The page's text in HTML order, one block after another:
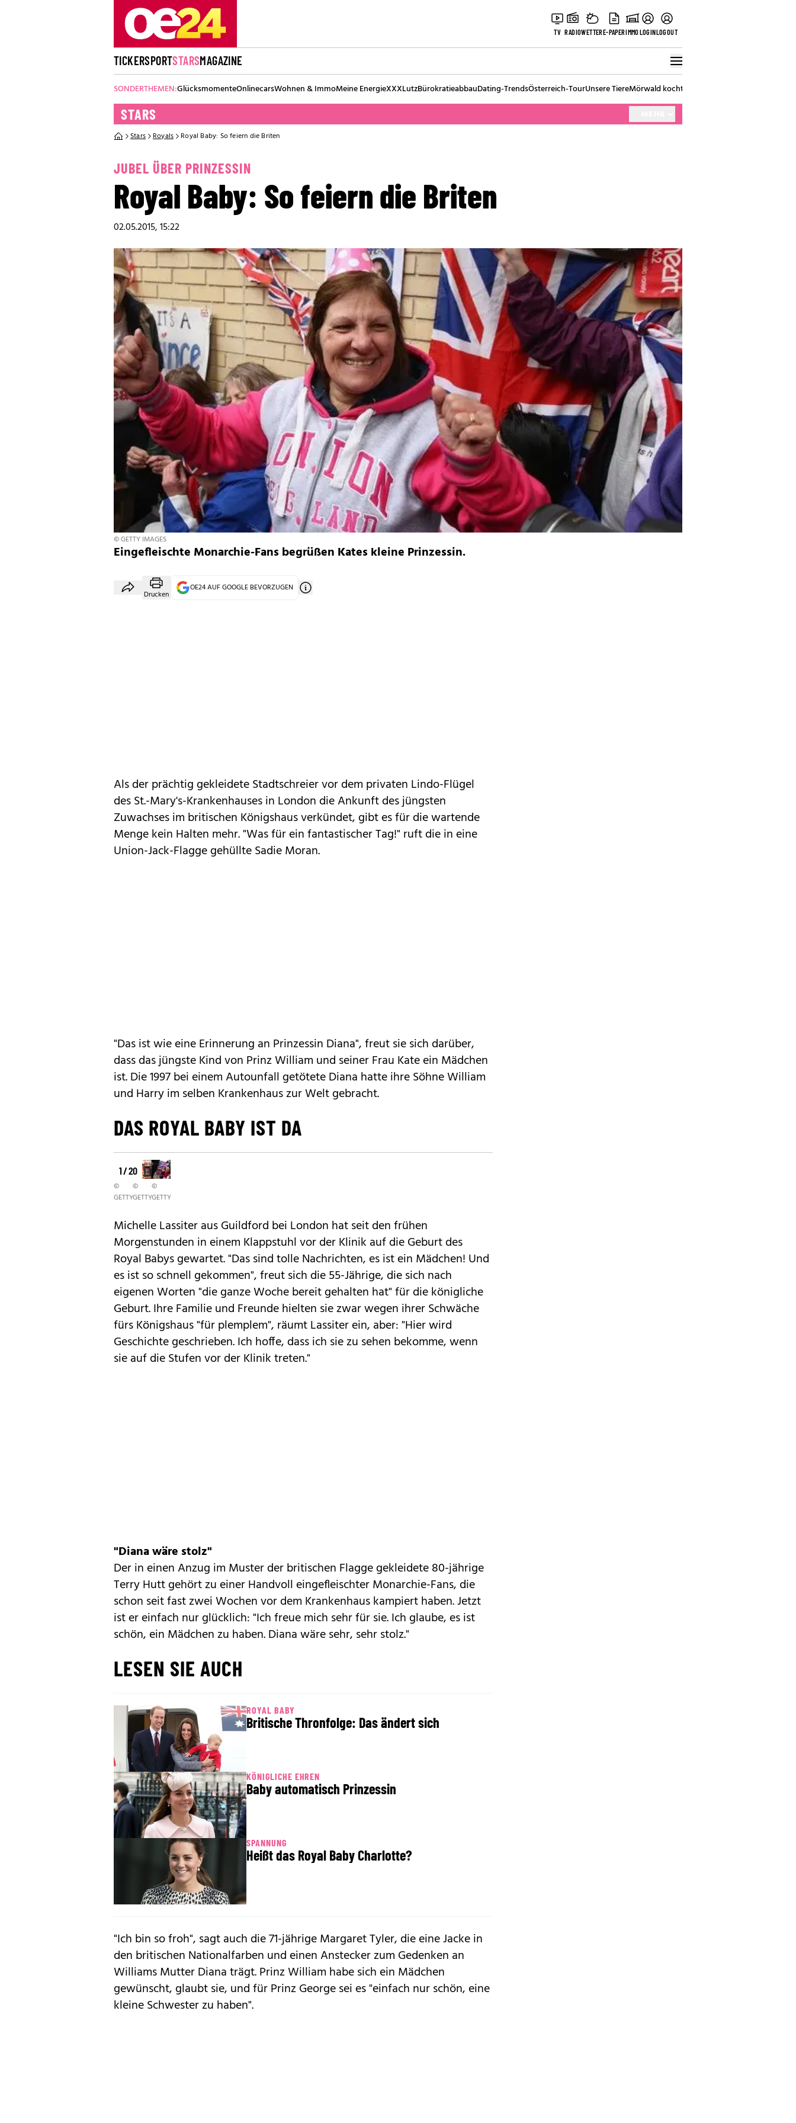
TV RADIOWETTERE-PAPERIMMOLOGINLOGOUT
TICKERSPORTSTARSMAGAZINE
SONDERTHEMEN:GlücksmomenteOnlinecarsWohnen & ImmoMeine EnergieXXXLutzBürokratieabbauDating-TrendsÖsterreich-TourUnsere TiereMörwald kocht
STARS
Stars Royals Royal Baby: So feiern die Briten
JUBEL ÜBER PRINZESSIN
Royal Baby: So feiern die Briten
02.05.2015, 15:22
© GETTY IMAGES
Eingefleischte Monarchie-Fans begrüßen Kates kleine Prinzessin.
Drucken
OE24 AUF GOOGLE BEVORZUGEN
Als der prächtig gekleidete Stadtschreier vor dem privaten Lindo-Flügel
des St.-Mary's-Krankenhauses in London die Ankunft des jüngsten
Zuwachses im britischen Königshaus verkündet, gibt es für die wartende
Menge kein Halten mehr. "Was für ein fantastischer Tag!" ruft die in eine
Union-Jack-Flagge gehüllte Sadie Moran.
"Das ist wie eine Erinnerung an Prinzessin Diana", freut sie sich darüber,
dass das jüngste Kind von Prinz William und seiner Frau Kate ein Mädchen
ist. Die 1997 bei einem Autounfall getötete Diana hatte ihre Söhne William
und Harry im selben Krankenhaus zur Welt gebracht.
DAS ROYAL BABY IST DA
1 / 20
©
GETTY
©
GETTY
©
GETTY
Michelle Lassiter aus Guildford bei London hat seit den frühen
Morgenstunden in einem Klappstuhl vor der Klinik auf die Geburt des
Royal Babys gewartet. "Das sind tolle Nachrichten, es ist ein Mädchen! Und
es ist so schnell gekommen", freut sich die 55-Jährige, die sich nach
eigenen Worten "die ganze Woche bereit gehalten hat" für die königliche
Geburt. Ihre Familie und Freunde hielten sie zwar wegen ihrer Schwäche
fürs Königshaus "für plemplem", räumt Lassiter ein, aber: "Hier wird
Geschichte geschrieben. Ich hoffe, dass ich sie zu sehen bekomme, wenn
sie auf die Stufen vor der Klinik treten."
"Diana wäre stolz"
Der in einen Anzug im Muster der britischen Flagge gekleidete 80-jährige
Terry Hutt gehört zu einer Handvoll eingefleischter Monarchie-Fans, die
schon seit fast zwei Wochen vor dem Krankenhaus kampiert haben. Jetzt
ist er einfach nur glücklich: "Ich freue mich sehr für sie. Ich glaube, es ist
schön, ein Mädchen zu haben. Diana wäre sehr, sehr stolz."
LESEN SIE AUCH
ROYAL BABY
Britische Thronfolge: Das ändert sich
KÖNIGLICHE EHREN
Baby automatisch Prinzessin
SPANNUNG
Heißt das Royal Baby Charlotte?
"Ich bin so froh", sagt auch die 71-jährige Margaret Tyler, die eine Jacke in
den britischen Nationalfarben und einen Anstecker zum Gedenken an
Williams Mutter Diana trägt. Prinz William habe sich ein Mädchen
gewünscht, glaubt sie, und für Prinz George sei es "einfach nur schön, eine
kleine Schwester zu haben".